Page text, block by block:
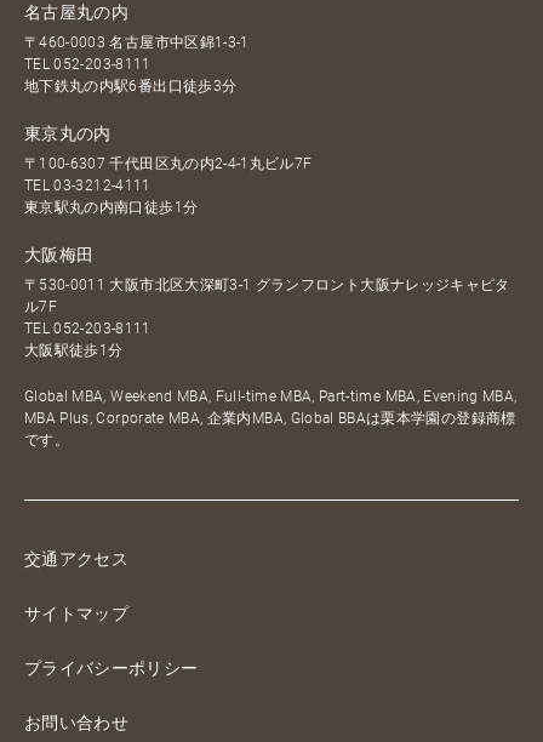
名古屋丸の内
〒460-0003 名古屋市中区錦1-3-1
TEL052-203-8111
地下鉄丸の内駅6番出口徒歩3分
東京丸の内
〒100-6307 千代田区丸の内2-4-1丸ビル7F
TEL03-3212-4111
東京駅丸の内南口徒歩1分
大阪梅田
〒530-0011 大阪市北区大深町3-1 グランフロント大阪ナレッジキャピタ
ル7F
TEL052-203-8111
大阪駅徒歩1分
Global MBA, Weekend MBA, Full-time MBA, Part-time MBA, Evening MBA,
MBA Plus, Corporate MBA, 企業内MBA, Global BBAは栗本学園の登録商標
です。
交通アクセス
サイトマップ
プライバシーポリシー
お問い合わせ